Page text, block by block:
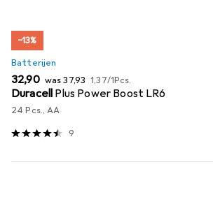
−13%
Batterijen
EUR
32,90 wasEUR
37,93 EUR
1,37/1Pcs.
Duracell Plus Power Boost LR6
24 Pcs., AA
9